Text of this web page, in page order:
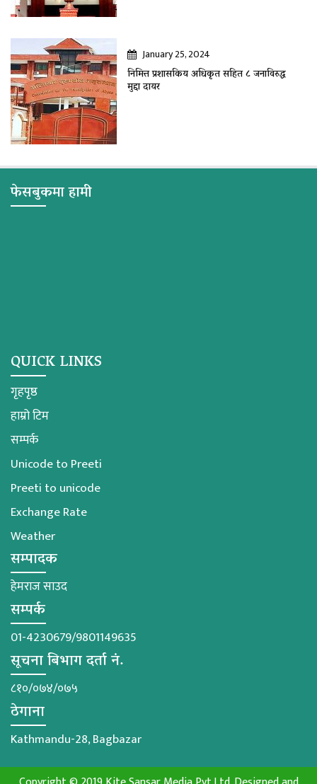
January 25, 2024
निमित्त प्रशासकिय अधिकृत सहित ८ जनाविरुद्ध
मुद्दा दायर
फेसबुकमा हामी
QUICK LINKS
गृहपृष्ठ
हाम्रो टिम
सम्पर्क
Unicode to Preeti
Preeti to unicode
Exchange Rate
Weather
सम्पादक
हेमराज साउद
सम्पर्क
01-4230679/9801149635
सूचना बिभाग दर्ता नं.
८१०/०७४/०७५
ठेगाना
Kathmandu-28, Bagbazar